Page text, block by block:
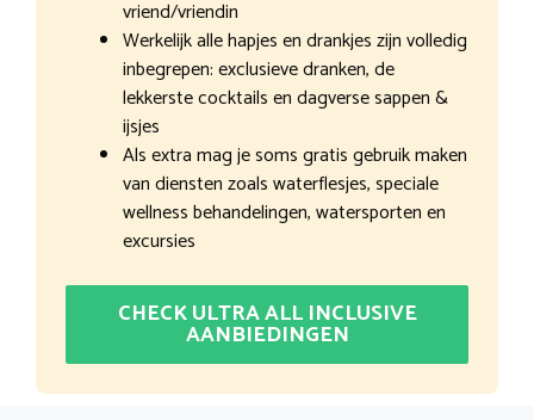
vriend/vriendin
Werkelijk alle hapjes en drankjes zijn volledig
inbegrepen: exclusieve dranken, de
lekkerste cocktails en dagverse sappen &
ijsjes
Als extra mag je soms gratis gebruik maken
van diensten zoals waterflesjes, speciale
wellness behandelingen, watersporten en
excursies
CHECK ULTRA ALL INCLUSIVE
AANBIEDINGEN